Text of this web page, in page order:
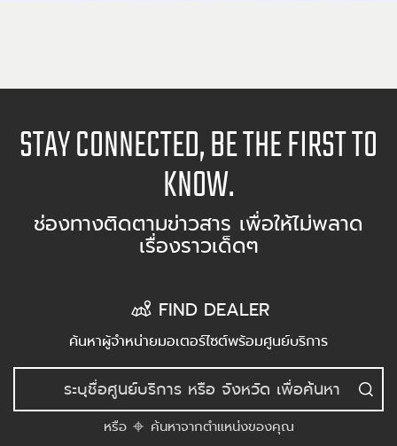
STAY CONNECTED, BE THE FIRST TO
KNOW.
ช่องทางติดตามข่าวสาร เพื่อให้ไม่พลาด
เรื่องราวเด็ดๆ
FIND DEALER
ค้นหาผู้จำหน่ายมอเตอร์ไซต์พร้อมศูนย์บริการ
หรือ ค้นหาจากตำแหน่งของคุณ